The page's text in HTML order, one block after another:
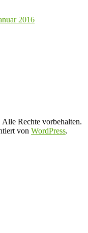
2016
Alle Rechte vorbehalten.
von WordPress.